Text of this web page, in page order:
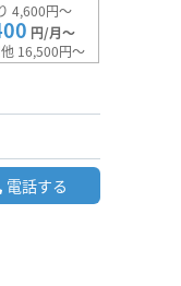
4,600円～
円/月～
16,500円～
電話する